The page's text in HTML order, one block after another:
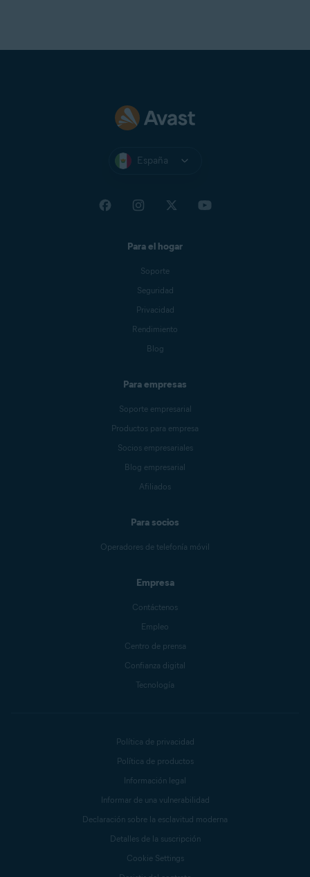
España
Para el hogar
Soporte
Seguridad
Privacidad
Rendimiento
Blog
Para empresas
Soporte empresarial
Productos para empresa
Socios empresariales
Blog empresarial
Afiliados
Para socios
Operadores de telefonía móvil
Empresa
Contáctenos
Empleo
Centro de prensa
Confianza digital
Tecnología
Política de privacidad
Política de productos
Información legal
Informar de una vulnerabilidad
Declaración sobre la esclavitud moderna
Detalles de la suscripción
Cookie Settings